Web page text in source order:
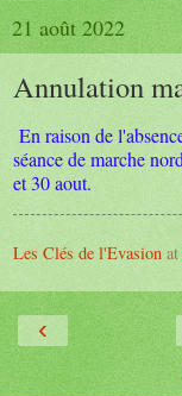
21 août 2022
Annulation
En raison de
séance de marche
et 30 aout.
Les Clés de l'Evasion at
‹